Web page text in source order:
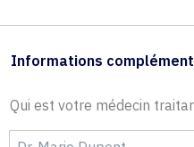
Informations
Qui est votre médecin